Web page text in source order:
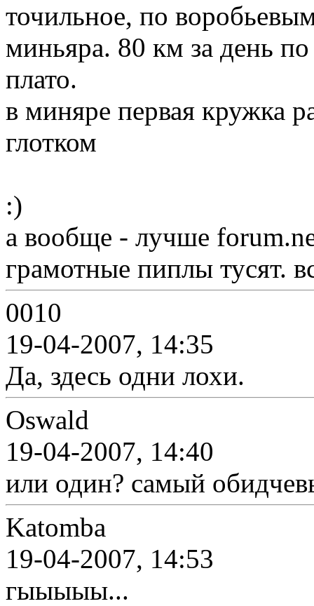
точильное, по
миньяра. 80 км за день
плато.
в миняре первая кружка
глотком
:)
а вообще - лучше
грамотные пиплы тусят.
0010
19-04-2007, 14:35
Да, здесь одни лохи.
Oswald
19-04-2007, 14:40
или один? самый
Katomba
19-04-2007, 14:53
гыыыыы...